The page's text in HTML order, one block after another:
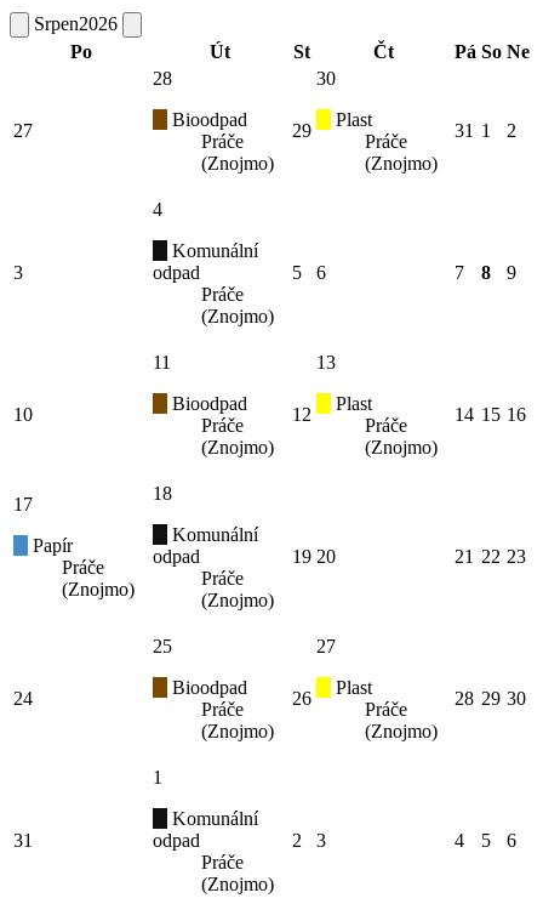
Srpen2026
Po
Út St Čt Pá So Ne
27
28
Bioodpad
Práče
(Znojmo)
29
30
Plast
Práče
(Znojmo)
31 1 2
3
4
Komunální
odpad
Práče
(Znojmo)
5 6 7 8 9
10
11
Bioodpad
Práče
(Znojmo)
12
13
Plast
Práče
(Znojmo)
14 15 16
17
Papír
Práče
(Znojmo)
18
Komunální
odpad
Práče
(Znojmo)
19 20 21 22 23
24
25
Bioodpad
Práče
(Znojmo)
26
27
Plast
Práče
(Znojmo)
28 29 30
31
1
Komunální
odpad
Práče
(Znojmo)
2 3 4 5 6